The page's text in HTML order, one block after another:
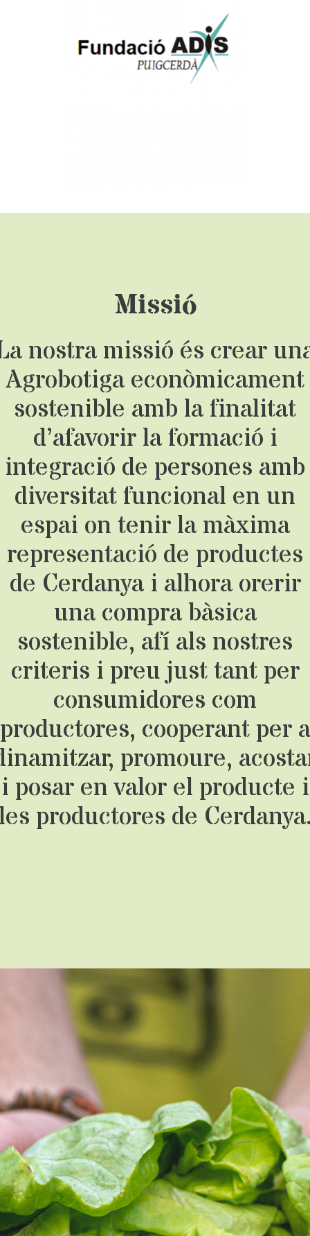
Missió
nostra missió és crear
Agrobotiga econòmicament
sostenible amb la finalitat
d’afavorir la formació i
integració de persones amb
diversitat funcional en un
espai on tenir la màxima
representació de productes
de Cerdanya i alhora orerir
una compra bàsica
sostenible, afí als nostres
criteris i preu just tant per
consumidores com
productores, cooperant per a
promoure,
i posar en valor el producte i
productores de